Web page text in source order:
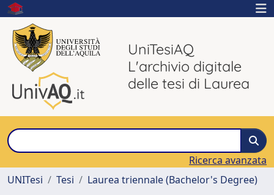
UniTesiAQ
L'archivio digitale
delle tesi di Laurea
Ricerca avanzata
UNITesi
Tesi Laurea triennale (Bachelor's Degree)